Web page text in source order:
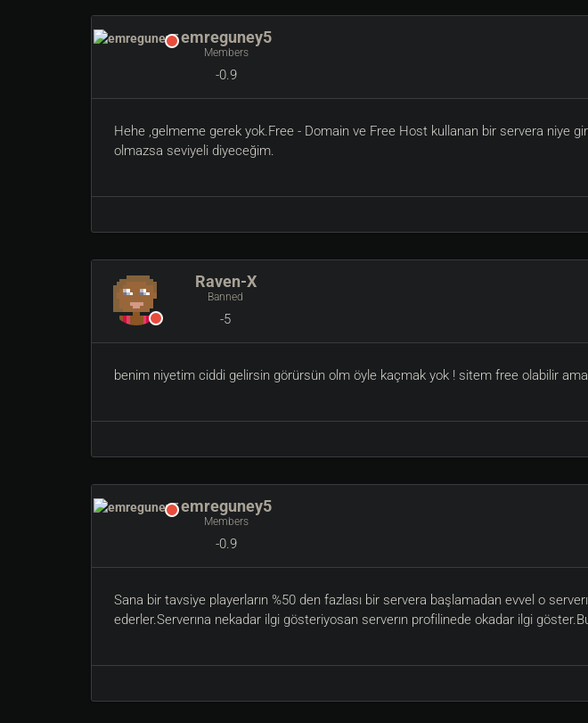
emreguney5
Members
-0.9
Hehe ,gelmeme gerek yok.Free - Domain ve Free Host kullanan bir servera niye
olmazsa seviyeli diyeceğim.
Raven-X
Banned
-5
benim niyetim ciddi gelirsin görürsün olm öyle kaçmak yok ! sitem free olabilir
emreguney5
Members
-0.9
Sana bir tavsiye playerların %50 den fazlası bir servera başlamadan evvel o
ederler.Serverına nekadar ilgi gösteriyosan serverın profilinede okadar ilgi